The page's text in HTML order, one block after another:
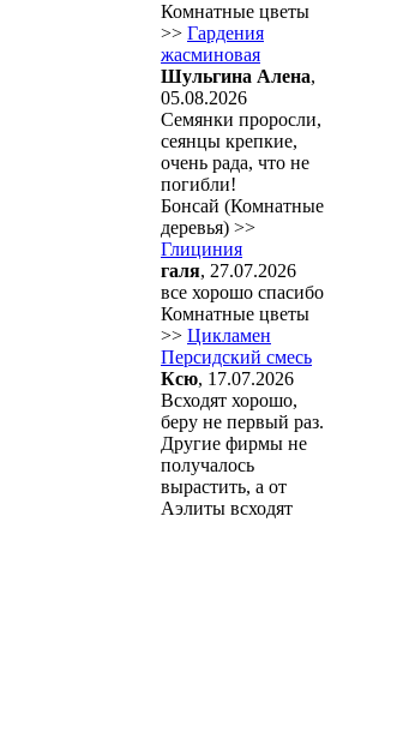
Комнатные цветы
>> Гардения
жасминовая
Шульгина Алена,
05.08.2026
Семянки проросли,
сеянцы крепкие,
очень рада, что не
погибли!
Бонсай (Комнатные
деревья) >>
Глициния
галя, 27.07.2026
все хорошо спасибо
Комнатные цветы
>> Цикламен
Персидский смесь
Ксю, 17.07.2026
Всходят хорошо,
беру не первый раз.
Другие фирмы не
получалось
вырастить, а от
Аэлиты всходят